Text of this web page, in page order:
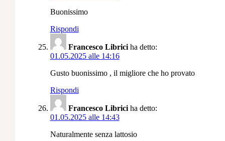
Buonissimo
Rispondi
Francesco Librici ha detto:
01.05.2025 alle 14:16
Gusto buonissimo , il migliore che ho provato
Rispondi
Francesco Librici ha detto:
01.05.2025 alle 14:43
Naturalmente senza lattosio